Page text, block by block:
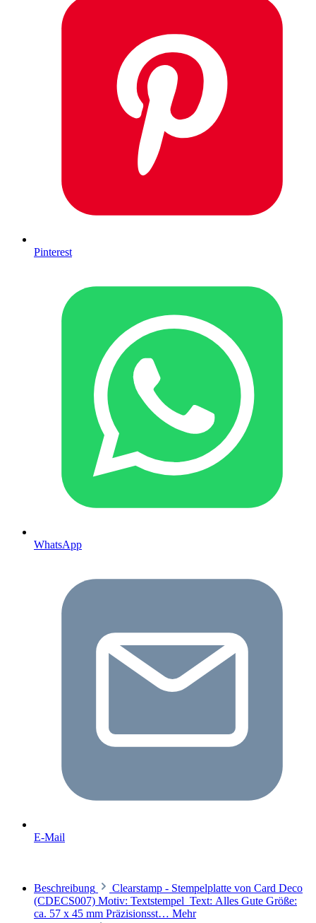
Pinterest
WhatsApp
E-Mail
Beschreibung
Clearstamp - Stempelplatte von Card Deco
(CDECS007) Motiv: Textstempel Text: Alles Gute Größe:
ca. 57 x 45 mm Präzisionsst… Mehr